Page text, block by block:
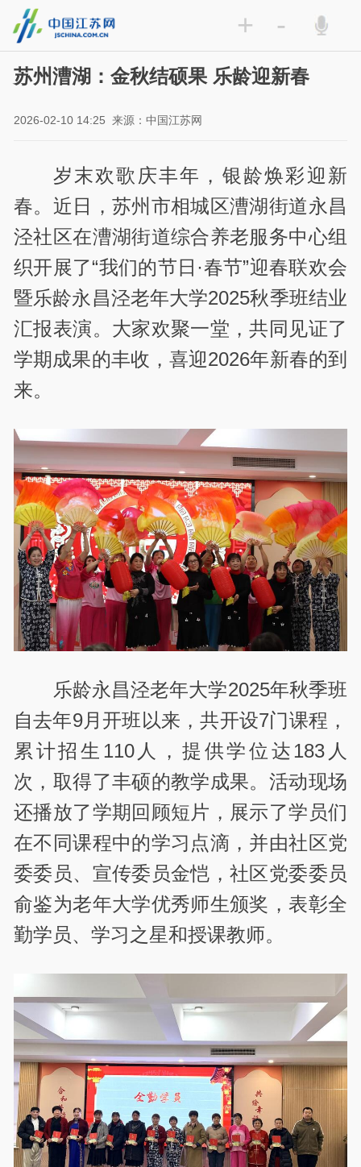
+ -
苏州漕湖：金秋结硕果 乐龄迎新春
2026-02-10 14:25 来源：中国江苏网
岁末欢歌庆丰年，银龄焕彩迎新
春。近日，苏州市相城区漕湖街道永昌
泾社区在漕湖街道综合养老服务中心组
织开展了“我们的节日·春节”迎春联欢会
暨乐龄永昌泾老年大学2025秋季班结业
汇报表演。大家欢聚一堂，共同见证了
学期成果的丰收，喜迎2026年新春的到
来。
乐龄永昌泾老年大学2025年秋季班
自去年9月开班以来，共开设7门课程，
累计招生110人，提供学位达183人
次，取得了丰硕的教学成果。活动现场
还播放了学期回顾短片，展示了学员们
在不同课程中的学习点滴，并由社区党
委委员、宣传委员金恺，社区党委委员
俞鉴为老年大学优秀师生颁奖，表彰全
勤学员、学习之星和授课教师。